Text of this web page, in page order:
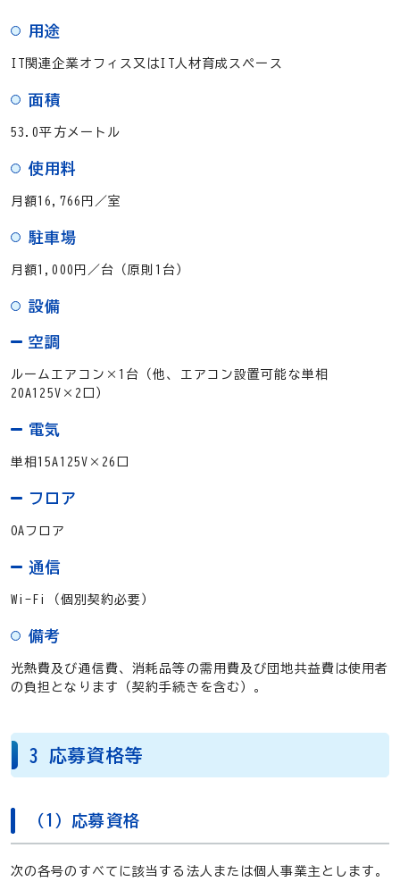
用途
IT関連企業オフィス又はIT人材育成スペース
面積
53.0平方メートル
使用料
月額16,766円／室
駐車場
月額1,000円／台（原則1台）
設備
空調
ルームエアコン×1台（他、エアコン設置可能な単相
20A125V×2口）
電気
単相15A125V×26口
フロア
OAフロア
通信
Wi-Fi（個別契約必要）
備考
光熱費及び通信費、消耗品等の需用費及び団地共益費は使用者
の負担となります（契約手続きを含む）。
3 応募資格等
（1）応募資格
次の各号のすべてに該当する法人または個人事業主とします。